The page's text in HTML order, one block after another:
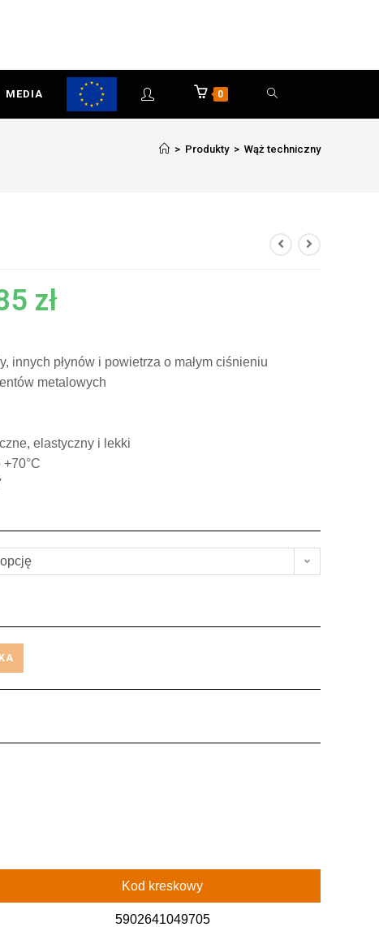
MEDIA 0
> Produkty > Wąż techniczny
zł
innych płynów i powietrza o małym ciśnieniu
metalowych
elastyczny i lekki
Kod kreskowy
5902641049705